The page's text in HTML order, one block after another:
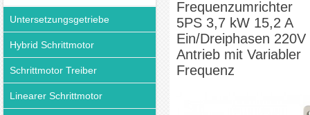
Untersetzungsgetriebe
Hybrid Schrittmotor
Schrittmotor Treiber
Linearer Schrittmotor
Frequenzumrichter
5PS 3,7 kW 15,2 A
Ein/Dreiphasen 220V
Antrieb mit Variabler
Frequenz